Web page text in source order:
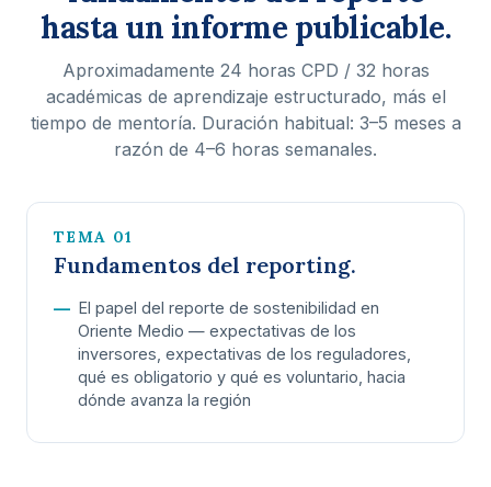
hasta un informe publicable.
Aproximadamente 24 horas CPD / 32 horas
académicas de aprendizaje estructurado, más el
tiempo de mentoría. Duración habitual: 3–5 meses a
razón de 4–6 horas semanales.
TEMA 01
Fundamentos del reporting.
El papel del reporte de sostenibilidad en
Oriente Medio — expectativas de los
inversores, expectativas de los reguladores,
qué es obligatorio y qué es voluntario, hacia
dónde avanza la región